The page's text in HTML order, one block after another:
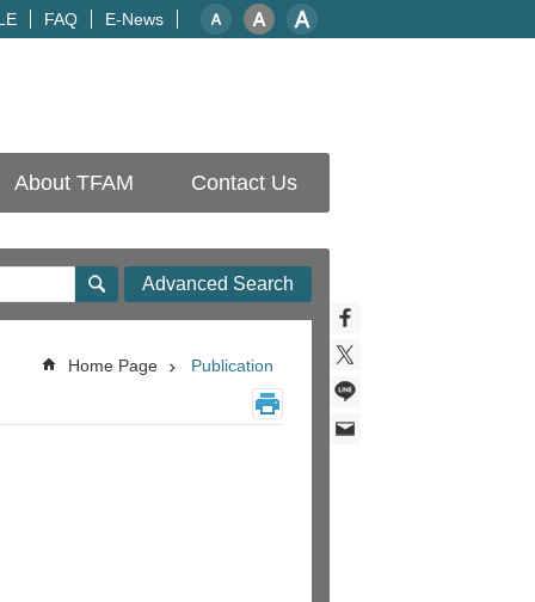
FAQ E-News
About TFAM Contact Us
Advanced Search
Home Page Publication